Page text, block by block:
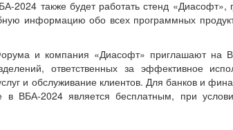
2024 также будет работать стенд «Диасофт»,
информацию обо всех программных
и компания «Диасофт» приглашают на
ответственных за эффективное
и обслуживание клиентов. Для банков и
в ВБА-2024 является бесплатным, при